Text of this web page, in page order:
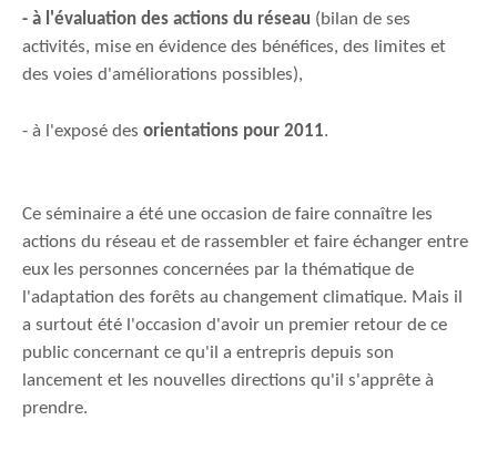
- à l'évaluation des actions du réseau (bilan de ses
activités, mise en évidence des bénéfices, des limites et
des voies d'améliorations possibles),
- à l'exposé des orientations pour 2011.
Ce séminaire a été une occasion de faire connaître les
actions du réseau et de rassembler et faire échanger entre
eux les personnes concernées par la thématique de
l'adaptation des forêts au changement climatique. Mais il
a surtout été l'occasion d'avoir un premier retour de ce
public concernant ce qu'il a entrepris depuis son
lancement et les nouvelles directions qu'il s'apprête à
prendre.